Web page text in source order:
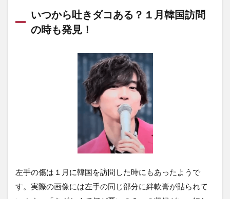
いつから吐きダコある？１月韓国訪問
の時も発見！
左手の傷は１月に韓国を訪問した時にもあったようで
す。実際の画像には左手の同じ部分に絆軟膏が貼られて